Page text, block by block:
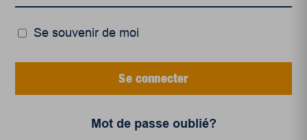
Se souvenir de moi
Se connecter
Mot de passe oublié?